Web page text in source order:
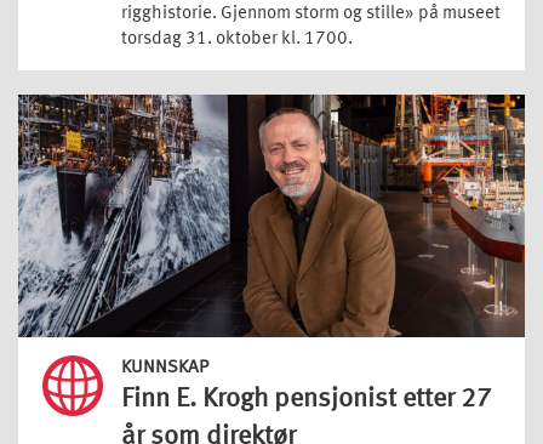
rigghistorie. Gjennom storm og stille» på museet
torsdag 31. oktober kl. 1700.
KUNNSKAP
Finn E. Krogh pensjonist etter 27
år som direktør